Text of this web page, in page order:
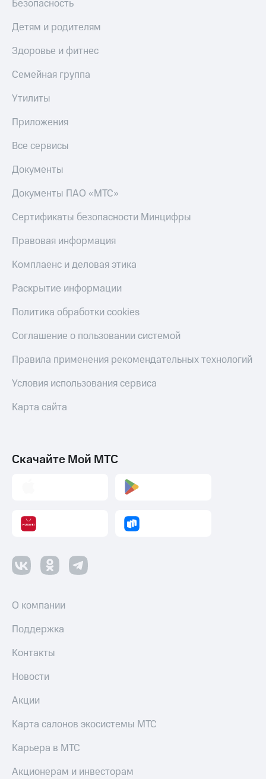
Безопасность
Детям и родителям
Здоровье и фитнес
Семейная группа
Утилиты
Приложения
Все сервисы
Документы
Документы ПАО «МТС»
Сертификаты безопасности Минцифры
Правовая информация
Комплаенс и деловая этика
Раскрытие информации
Политика обработки cookies
Соглашение о пользовании системой
Правила применения рекомендательных технологий
Условия использования сервиса
Карта сайта
Скачайте Мой МТС
О компании
Поддержка
Контакты
Новости
Акции
Карта салонов экосистемы МТС
Карьера в МТС
Акционерам и инвесторам